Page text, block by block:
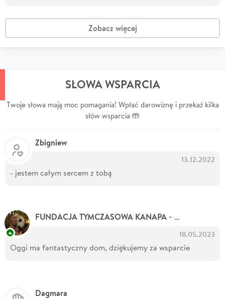
Zobacz więcej
SŁOWA WSPARCIA
Twoje słowa mają moc pomagania! Wpłać darowiznę i przekaż kilka
słów wsparcia 🤲
Zbigniew
13.12.2022
- jestem całym sercem z tobą
FUNDACJA TYMCZASOWA KANAPA - Organizator zbiórki
18.05.2023
Oggi ma fantastyczny dom, dziękujemy za wsparcie
Dagmara